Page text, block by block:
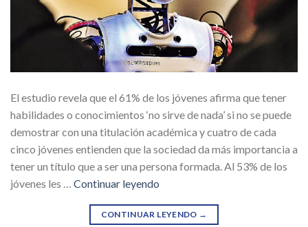
El estudio revela que el 61% de los jóvenes afirma que tener
habilidades o conocimientos ‘no sirve de nada’ si no se puede
demostrar con una titulación académica y cuatro de cada
cinco jóvenes entienden que la sociedad da más importancia a
tener un título que a ser una persona formada. Al 53% de los
jóvenes les … Continuar leyendo
CONTINUAR LEYENDO →